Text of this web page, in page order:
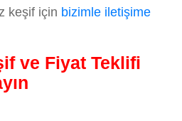
keşif için bizimle iletişime
ve Fiyat Teklifi